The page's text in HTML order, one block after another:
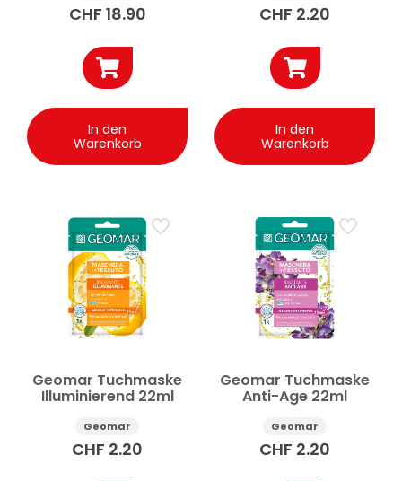
CHF 18.90
In den
Warenkorb
CHF 2.20
In den
Warenkorb
Geomar Tuchmaske
Illuminierend 22ml
Geomar
CHF 2.20
Geomar Tuchmaske
Anti-Age 22ml
Geomar
CHF 2.20